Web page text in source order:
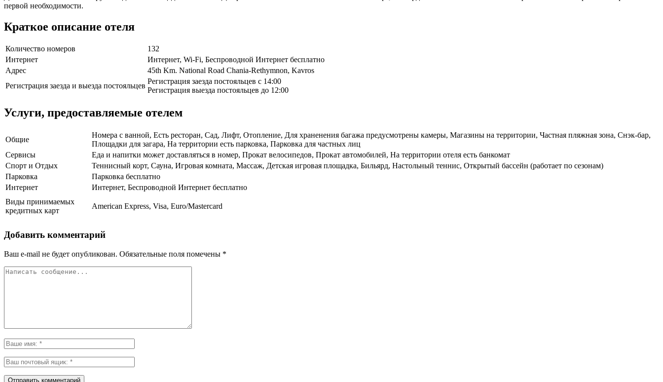
первой необходимости.
Краткое описание отеля
Количество номеров
132
Интернет
Интернет, Wi-Fi, Беспроводной Интернет бесплатно
Адрес
45th Km. National Road Chania-Rethymnon, Kavros
Регистрация заезда и выезда постояльцев
Регистрация заезда постояльцев с 14:00
Регистрация выезда постояльцев до 12:00
Услуги, предоставляемые отелем
Общие
Номера с ванной, Есть ресторан, Сад, Лифт, Отопление, Для храненения багажа предусмотрены камеры, Магазины на территории, Частная пляжная зона, Снэк-бар,
Площадки для загара, На территории есть парковка, Парковка для частных лиц
Сервисы
Еда и напитки может доставляться в номер, Прокат велосипедов, Прокат автомобилей, На территории отеля есть банкомат
Спорт и Отдых
Теннисный корт, Сауна, Игровая комната, Массаж, Детская игровая площадка, Бильярд, Настольный теннис, Открытый бассейн (работает по сезонам)
Парковка
Парковка бесплатно
Интернет
Интернет, Беспроводной Интернет бесплатно
Виды принимаемых
кредитных карт
American Express, Visa, Euro/Mastercard
Добавить комментарий
Ваш e-mail не будет опубликован. Обязательные поля помечены *